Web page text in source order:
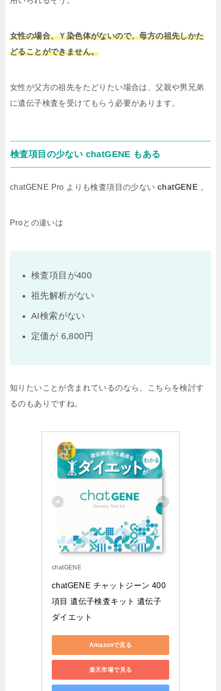
女性の場合、Ｙ染色体がないので、母方の祖先しかた
どることができません。
女性が父方の祖先をたどりたい場合は、父親や男兄弟
に遺伝子検査を受けてもらう必要があります。
検査項目の少ない chatGENE もある
chatGENE Pro よりも検査項目の少ない chatGENE 。
Proとの違いは
検査項目が400
祖先解析がない
AI検索がない
定価が 6,800円
知りたいことが含まれているのなら、こちらを検討す
るのもありですね。
chatGENE
chatGENE チャットジーン 400
項目 遺伝子検査キット 遺伝子
ダイエット
Amazonで見る
楽天市場で見る